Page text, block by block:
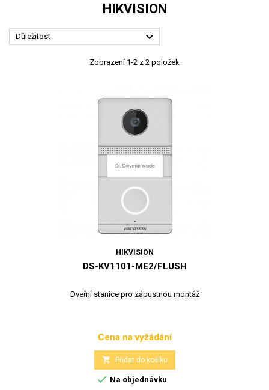
HIKVISION
Důležitost 
Zobrazení 1-2 z 2 položek
HIKVISION
DS-KV1101-ME2/FLUSH
Dveřní stanice pro zápustnou montáž
Cena
Cena na vyžádání
 Přidat do košíku
 Na objednávku